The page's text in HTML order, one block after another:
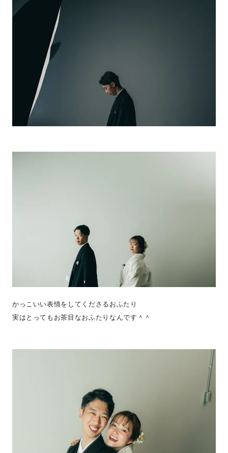
かっこいい表情をしてくださるおふたり
実はとってもお茶目なおふたりなんです＾＾